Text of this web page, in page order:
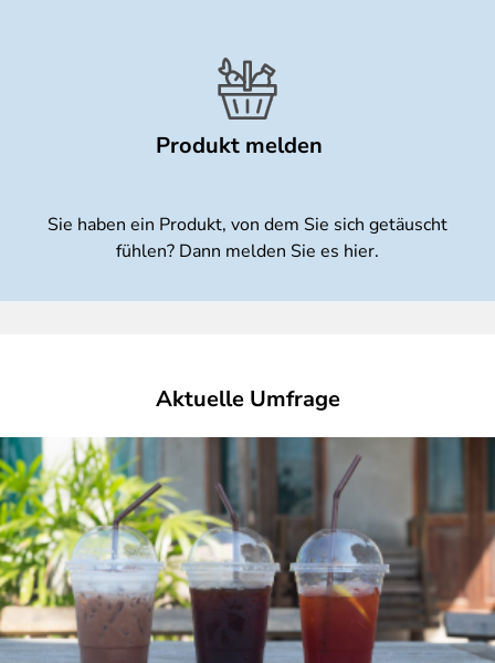
Produkt melden
Sie haben ein Produkt, von dem Sie sich getäuscht
fühlen? Dann melden Sie es hier.
Aktuelle Umfrage